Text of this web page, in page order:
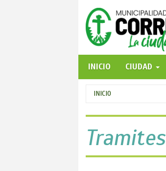
INICIO
CIUDAD
Se
encuentra
usted
aquí
INICIO
Tramites